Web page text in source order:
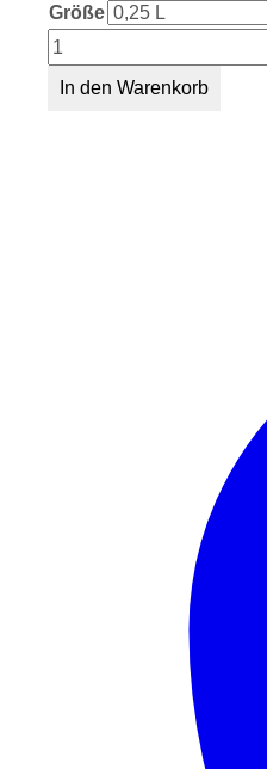
Größe
Streuobst
Äpfele
In den Warenkorb